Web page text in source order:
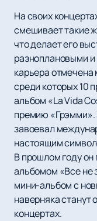
На своих
смешивает такие
что делает его
разноплановыми
карьера
среди которых 10
альбом «La Vida
премию «Грэмми».
завоевал
настоящим
В прошлом году
альбомом «Все не
мини-альбом с
наверняка станут
концертах.